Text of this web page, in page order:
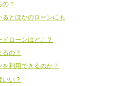
？
とほかのローンにも
ローンはどこ？
の？
利用できるのか？
い？